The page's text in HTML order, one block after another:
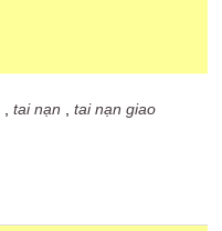
,tai nạn ,tai nạn giao